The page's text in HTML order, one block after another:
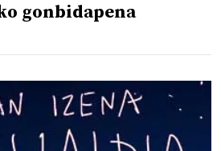
gonbidapena